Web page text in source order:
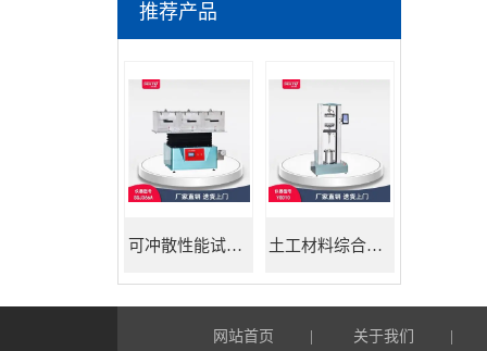
推荐产品
可冲散性能试验机 土工材料综合试验机
网站首页 关于我们